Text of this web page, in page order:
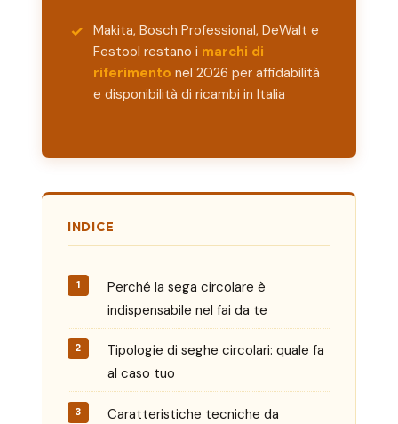
Makita, Bosch Professional, DeWalt e
Festool restano i marchi di
riferimento nel 2026 per affidabilità
e disponibilità di ricambi in Italia
INDICE
Perché la sega circolare è
indispensabile nel fai da te
Tipologie di seghe circolari: quale fa
al caso tuo
Caratteristiche tecniche da